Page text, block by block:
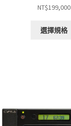
NT$199,000
選擇規格